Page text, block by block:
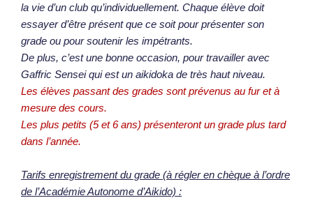
la vie d’un club qu’individuellement. Chaque élève doit
essayer d’être présent que ce soit pour présenter son
grade ou pour soutenir les impétrants.
De plus, c’est une bonne occasion, pour travailler avec
Gaffric Sensei qui est un aikidoka de très haut niveau.
Les élèves passant des grades sont prévenus au fur et à
mesure des cours.
Les plus petits (5 et 6 ans) présenteront un grade plus tard
dans l’année.
Tarifs enregistrement du grade (à régler en chèque à l’ordre
de l’Académie Autonome d’Aikido) :